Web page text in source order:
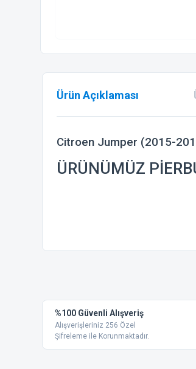
Ürün Açıklaması
Citroen Jumper (2015-
ÜRÜNÜMÜZ
Ürün resmi kalitesiz, bozuk veya
Ürün açıklamasında eksik bilgiler
Ürün bilgilerinde hatalar bulunuyor.
Ürün fiyatı diğer sitelerden daha
%100 Güvenli Alışveriş
Alışverişleriniz 256 Özel
Şifreleme ile Korunmaktadır.